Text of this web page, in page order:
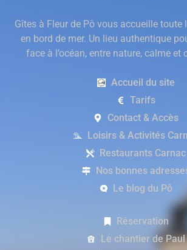
Gîtes à Fleur de Pô vous accueille toute
en bord de mer. Un lieu authentique
face à l’océan, entre nature, calme et
Accueil du site
Tarifs
Contact & Accès
Loisirs & Activités
Restaurants Carnac
Nos bonnes
Le blog du Pô
Réservation
Le chantier de Paul